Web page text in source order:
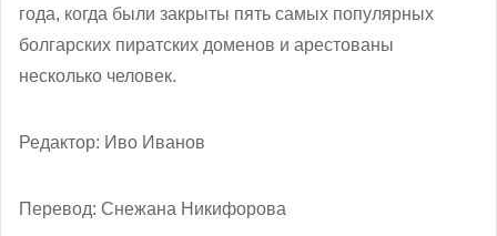
года, когда были закрыты пять самых популярных
болгарских пиратских доменов и арестованы
несколько человек.
Редактор: Иво Иванов
Перевод: Снежана Никифорова